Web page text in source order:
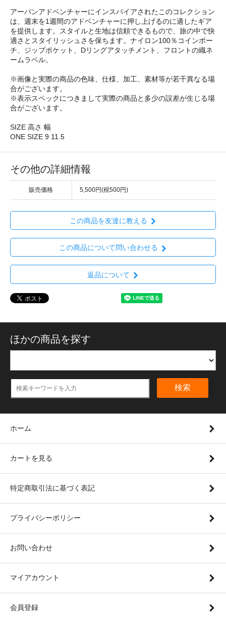
アーバンアドベンチャーにインスパイアされたこのコレクション
は、週末を1週間のアドベンチャーに押し上げるのに適したギア
を提供します。スタイルと生地は信頼できるもので、旅の中で快
適さとスタイリッシュさを保ちます。ナイロン100％コインポー
チ、ジップポケット、Dリングアタッチメント、フロントの織ネ
ームラベル。
※画像と実際の商品の色味、仕様、加工、素材等が若干異なる場
合がございます。
※表示スペックにつきまして実際の商品と多少の誤差が生じる場
合がございます。
SIZE 高さ 幅
ONE SIZE 9 11.5
その他の詳細情報
販売価格 5,500円(税500円)
この商品を友達に教える
この商品について問い合わせる
返品について
ほかの商品を探す
検索
ホーム
カートを見る
特定商取引法に基づく表記
プライバシーポリシー
お問い合わせ
マイアカウント
会員登録